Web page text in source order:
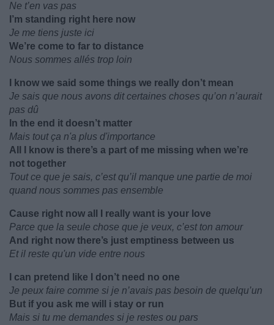
Ne t’en vas pas
I’m standing right here now
Je me tiens juste ici
We’re come to far to distance
Nous sommes allés trop loin
I know we said some things we really don’t mean
Je sais que nous avons dit certaines choses qu’on n’aurait
pas dû
In the end it doesn’t matter
Mais tout ça n'a plus d'importance
All I know is there’s a part of me missing when we’re
not together
Tout ce que je sais, c’est qu’il manque une partie de moi
quand nous sommes pas ensemble
Cause right now all I really want is your love
Parce que la seule chose que je veux, c’est ton amour
And right now there’s just emptiness between us
Et il reste qu'un vide entre nous
I can pretend like I don’t need no one
Je peux faire comme si je n’avais pas besoin de quelqu’un
But if you ask me will i stay or run
Mais si tu me demandes si je restes ou pars